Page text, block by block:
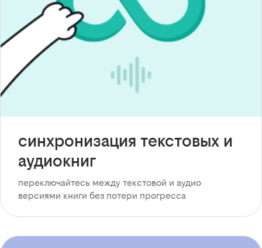
синхронизация текстовых и
аудиокниг
переключайтесь между текстовой и аудио
версиями книги без потери прогресса